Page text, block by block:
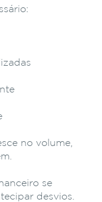
no volume,
se
desvios.